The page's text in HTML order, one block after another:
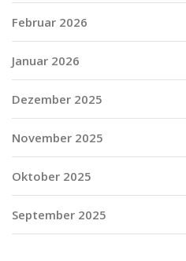
Februar 2026
Januar 2026
Dezember 2025
November 2025
Oktober 2025
September 2025